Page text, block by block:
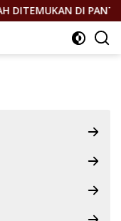
DI PANTAI